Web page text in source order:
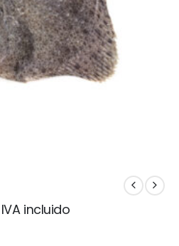
IVA incluido